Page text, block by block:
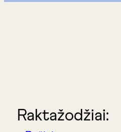
Raktažodžiai: